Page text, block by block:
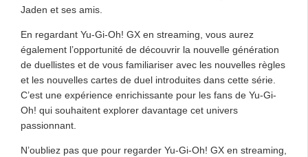
Jaden et ses amis.
En regardant Yu-Gi-Oh! GX en streaming, vous aurez
également l’opportunité de découvrir la nouvelle génération
de duellistes et de vous familiariser avec les nouvelles règles
et les nouvelles cartes de duel introduites dans cette série.
C’est une expérience enrichissante pour les fans de Yu-Gi-
Oh! qui souhaitent explorer davantage cet univers
passionnant.
N’oubliez pas que pour regarder Yu-Gi-Oh! GX en streaming,